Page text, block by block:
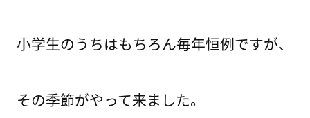
小学生のうちはもちろん毎年恒例ですが、
その季節がやって来ました。